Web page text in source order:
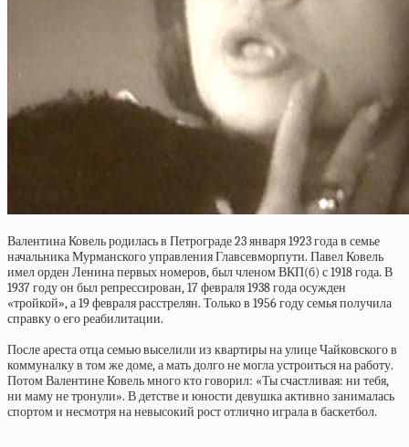
Валентина Ковель родилась в Петрограде 23 января 1923 года в семье
начальника Мурманского управления Главсевморпути. Павел Ковель
имел орден Ленина первых номеров, был членом ВКП(б) с 1918 года. В
1937 году он был репрессирован, 17 февраля 1938 года осужден
«тройкой», а 19 февраля расстрелян. Только в 1956 году семья получила
справку о его реабилитации.
После ареста отца семью выселили из квартиры на улице Чайковского в
коммуналку в том же доме, а мать долго не могла устроиться на работу.
Потом Валентине Ковель много кто говорил: «Ты счастливая: ни тебя,
ни маму не тронули». В детстве и юности девушка активно занималась
спортом и несмотря на невысокий рост отлично играла в баскетбол.